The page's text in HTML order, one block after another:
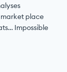
market place
Impossible